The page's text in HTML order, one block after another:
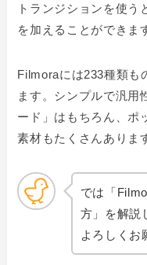
トランジションを使う
を加えることができま
Filmoraには233種類も
ます。シンプルで汎用
ード」はもちろん、ポ
素材もたくさんありま
では「
方」を解説
よろしくお